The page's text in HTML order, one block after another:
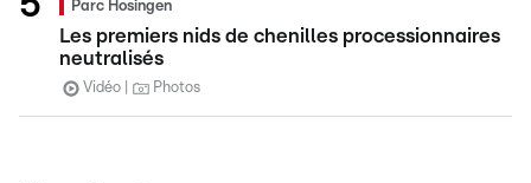
Parc Hosingen
Les premiers nids de chenilles processionnaires
neutralisés
Vidéo Photos